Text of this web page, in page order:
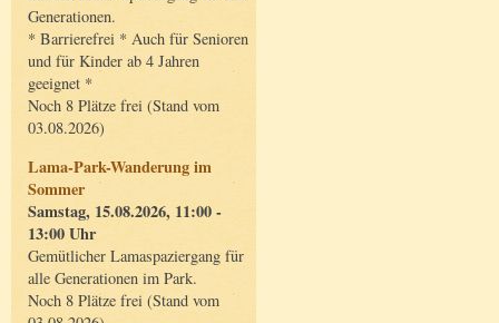
Generationen.
* Barrierefrei * Auch für Senioren
und für Kinder ab 4 Jahren
geeignet *
Noch 8 Plätze frei (Stand vom
03.08.2026)
Lama-Park-Wanderung im
Sommer
Samstag, 15.08.2026, 11:00 -
13:00 Uhr
Gemütlicher Lamaspaziergang für
alle Generationen im Park.
Noch 8 Plätze frei (Stand vom